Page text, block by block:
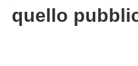
quello